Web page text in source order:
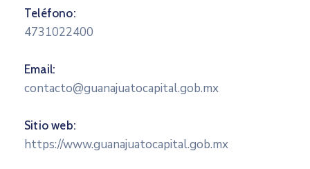
Teléfono:
4731022400
Email:
contacto@guanajuatocapital.gob.mx
Sitio web:
https://www.guanajuatocapital.gob.mx